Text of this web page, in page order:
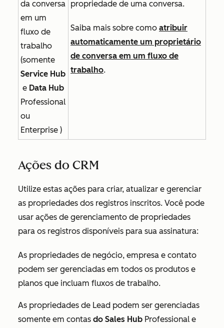
da conversa
em um
fluxo de
trabalho
(somente
Service Hub
e Data Hub
Professional
ou
Enterprise )
propriedade de uma conversa.
Saiba mais sobre como atribuir
automaticamente um proprietário
de conversa em um fluxo de
trabalho.
Ações do CRM
Utilize estas ações para criar, atualizar e gerenciar
as propriedades dos registros inscritos. Você pode
usar ações de gerenciamento de propriedades
para os registros disponíveis para sua assinatura:
As propriedades de negócio, empresa e contato
podem ser gerenciadas em todos os produtos e
planos que incluam fluxos de trabalho.
As propriedades de Lead podem ser gerenciadas
somente em contas do Sales Hub Professional e